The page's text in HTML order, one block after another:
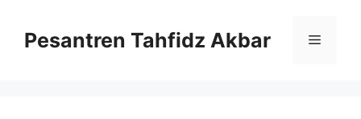
Pesantren Tahfidz Akbar Menu